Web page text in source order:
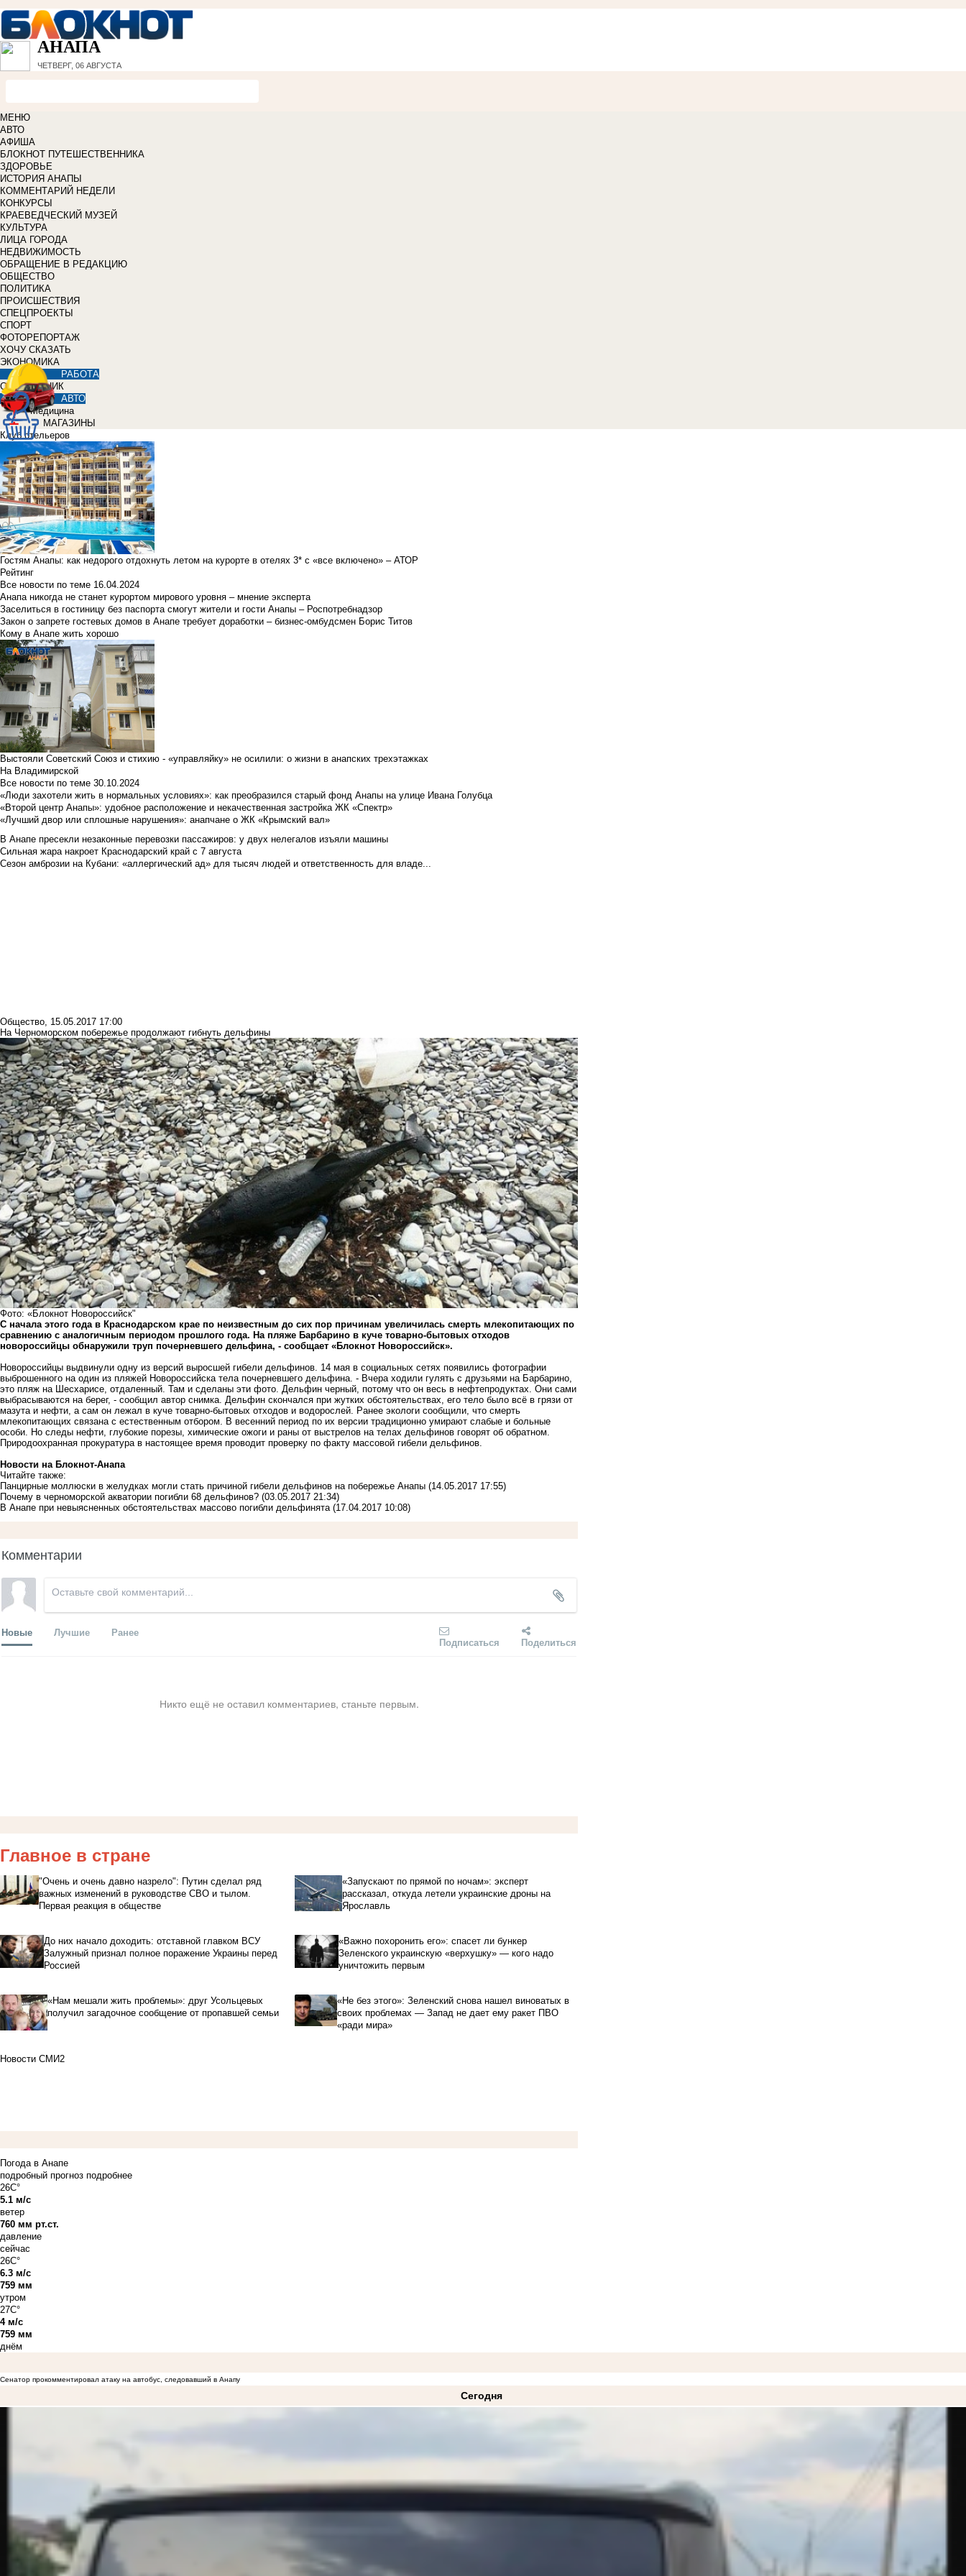
АНАПА
ЧЕТВЕРГ, 06 АВГУСТА
МЕНЮ
АВТО
АФИША
БЛОКНОТ ПУТЕШЕСТВЕННИКА
ЗДОРОВЬЕ
ИСТОРИЯ АНАПЫ
КОММЕНТАРИЙ НЕДЕЛИ
КОНКУРСЫ
КРАЕВЕДЧЕСКИЙ МУЗЕЙ
КУЛЬТУРА
ЛИЦА ГОРОДА
НЕДВИЖИМОСТЬ
ОБРАЩЕНИЕ В РЕДАКЦИЮ
ОБЩЕСТВО
ПОЛИТИКА
ПРОИСШЕСТВИЯ
СПЕЦПРОЕКТЫ
СПОРТ
ФОТОРЕПОРТАЖ
ХОЧУ СКАЗАТЬ
ЭКОНОМИКА
РАБОТА
СПРАВОЧНИК
АВТО
Медицина
МАГАЗИНЫ
Клуб отельеров
Гостям Анапы: как недорого отдохнуть летом на курорте в отелях 3* с «все включено» – АТОР
Рейтинг
Все новости по теме 16.04.2024
Анапа никогда не станет курортом мирового уровня – мнение эксперта
Заселиться в гостиницу без паспорта смогут жители и гости Анапы – Роспотребнадзор
Закон о запрете гостевых домов в Анапе требует доработки – бизнес-омбудсмен Борис Титов
Кому в Анапе жить хорошо
Выстояли Советский Союз и стихию - «управляйку» не осилили: о жизни в анапских трехэтажках
На Владимирской
Все новости по теме 30.10.2024
«Люди захотели жить в нормальных условиях»: как преобразился старый фонд Анапы на улице Ивана Голубца
«Второй центр Анапы»: удобное расположение и некачественная застройка ЖК «Спектр»
«Лучший двор или сплошные нарушения»: анапчане о ЖК «Крымский вал»
В Анапе пресекли незаконные перевозки пассажиров: у двух нелегалов изъяли машины
Сильная жара накроет Краснодарский край с 7 августа
Сезон амброзии на Кубани: «аллергический ад» для тысяч людей и ответственность для владе...
Общество, 15.05.2017 17:00
На Черноморском побережье продолжают гибнуть дельфины
Фото: «Блокнот Новороссийск"
С начала этого года в Краснодарском крае по неизвестным до сих пор причинам увеличилась смерть млекопитающих по
сравнению с аналогичным периодом прошлого года. На пляже Барбарино в куче товарно-бытовых отходов
новороссийцы обнаружили труп почерневшего дельфина, - сообщает «Блокнот Новороссийск».
Новороссийцы выдвинули одну из версий выросшей гибели дельфинов. 14 мая в социальных сетях появились фотографии
выброшенного на один из пляжей Новороссийска тела почерневшего дельфина. - Вчера ходили гулять с друзьями на Барбарино,
это пляж на Шесхарисе, отдаленный. Там и сделаны эти фото. Дельфин черный, потому что он весь в нефтепродуктах. Они сами
выбрасываются на берег, - сообщил автор снимка. Дельфин скончался при жутких обстоятельствах, его тело было всё в грязи от
мазута и нефти, а сам он лежал в куче товарно-бытовых отходов и водорослей. Ранее экологи сообщили, что смерть
млекопитающих связана с естественным отбором. В весенний период по их версии традиционно умирают слабые и больные
особи. Но следы нефти, глубокие порезы, химические ожоги и раны от выстрелов на телах дельфинов говорят об обратном.
Природоохранная прокуратура в настоящее время проводит проверку по факту массовой гибели дельфинов.
Новости на Блoкнoт-Анапа
Читайте также:
Панцирные моллюски в желудках могли стать причиной гибели дельфинов на побережье Анапы (14.05.2017 17:55)
Почему в черноморской акватории погибли 68 дельфинов? (03.05.2017 21:34)
В Анапе при невыясненных обстоятельствах массово погибли дельфинята (17.04.2017 10:08)
Комментарии
Новые Лучшие Ранее
Подписаться Поделиться
Никто ещё не оставил комментариев, станьте первым.
Главное в стране
"Очень и очень давно назрело": Путин сделал ряд
важных изменений в руководстве СВО и тылом.
Первая реакция в обществе
«Запускают по прямой по ночам»: эксперт
рассказал, откуда летели украинские дроны на
Ярославль
До них начало доходить: отставной главком ВСУ
Залужный признал полное поражение Украины перед
Россией
«Важно похоронить его»: спасет ли бункер
Зеленского украинскую «верхушку» — кого надо
уничтожить первым
«Нам мешали жить проблемы»: друг Усольцевых
получил загадочное сообщение от пропавшей семьи
«Не без этого»: Зеленский снова нашел виноватых в
своих проблемах — Запад не дает ему ракет ПВО
«ради мира»
Новости СМИ2
Погода в Анапе
подробный прогноз подробнее
26C°
5.1 м/с
ветер
760 мм рт.ст.
давление
сейчас
26C°
6.3 м/с
759 мм
утром
27C°
4 м/с
759 мм
днём
Сенатор прокомментировал атаку на автобус, следовавший в Анапу
Сегодня